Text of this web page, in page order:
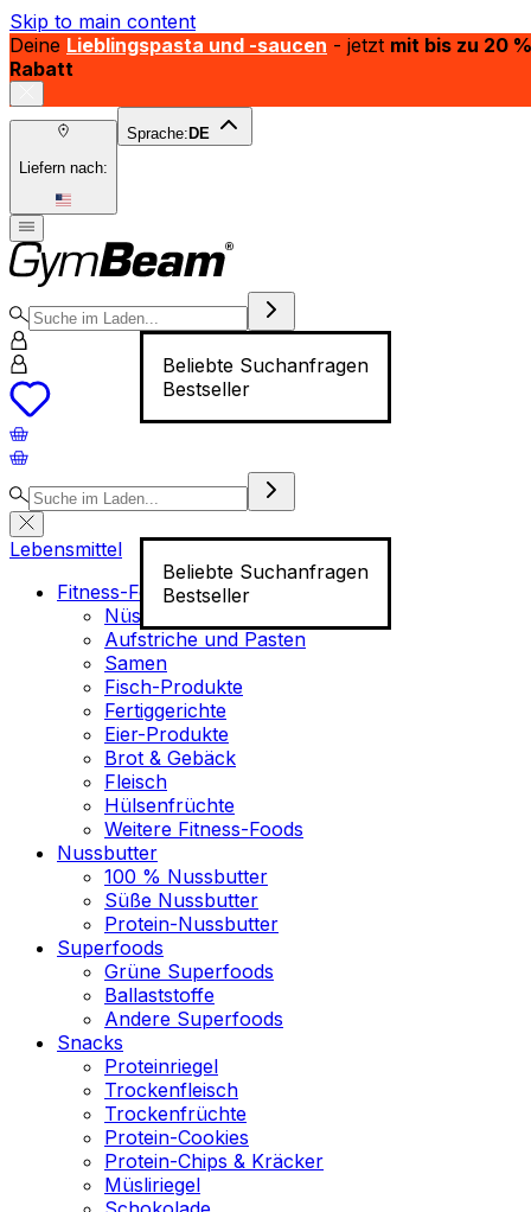
Skip to main content
Deine Lieblingspasta und -saucen - jetzt mit bis zu 20 %
Rabatt
Liefern nach:
Sprache: DE
Beliebte Suchanfragen
Bestseller
Beliebte Suchanfragen
Bestseller
Lebensmittel
Fitness-Food
Nüsse
Aufstriche und Pasten
Samen
Fisch-Produkte
Fertiggerichte
Eier-Produkte
Brot & Gebäck
Fleisch
Hülsenfrüchte
Weitere Fitness-Foods
Nussbutter
100 % Nussbutter
Süße Nussbutter
Protein-Nussbutter
Superfoods
Grüne Superfoods
Ballaststoffe
Andere Superfoods
Snacks
Proteinriegel
Trockenfleisch
Trockenfrüchte
Protein-Cookies
Protein-Chips & Kräcker
Müsliriegel